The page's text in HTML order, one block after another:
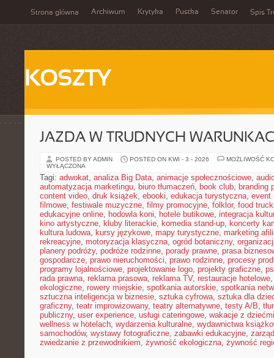
Strona główna Archiwum Krytyka Pustka Senator Spis
KOSZTY
JAZDA W TRUDNYCH
POSTED BY ADMIN POSTED ON KWI - 3 - 2026
MOŻLIWOŚĆ
WYŁĄCZONA
Tagi: adwokat, analiza Big Data, animacje społecznościowe,
automatyzacja marketingu, biuro tłumaczeń, book club, branding
content video, druk książek, ebooki, edukacja turystyczna, event
filmowe, festiwale muzyczne, filmy promocyjne, folklor, food
edukacyjne online, hodowla koni, hotele butikowe, integracja
kino artystyczne, kluby literackie, komedia stand-up, koncerty
kultura ludowa, kursy językowe, mapy turystyczne, marketing
rekreacyjne, motoryzacja klasyczna, ogród botaniczny,
planery podróży, podróże rodzinne, porady prawne, prasa
gospodarcze, prawo nieruchomości, prawo rodzinne, procesy
programy lojalnościowe, projektowanie logo, projekty graficzne,
rada prawna, reklama prasowa, reklama TV, restauracje hotelowe
ekologiczne, rowery miejskie, spotkania autorskie, spotkania
sztuczna inteligencja w biznesie, sztuka cyfrowa, sztuka dla
graficzny, teatr improwizowany, teatry alternatywne, testy A/B,
publiczny, user experience, usługi cateringowe, wakacje z dziećmi
wellness w hotelach, wydarzenia kulturalne, wydawnictwa
samochodów, wystawy fotograficzne, zabawki edukacyjne,
zwiedzanie z przewodnikiem, żywność ekologiczna, żywność